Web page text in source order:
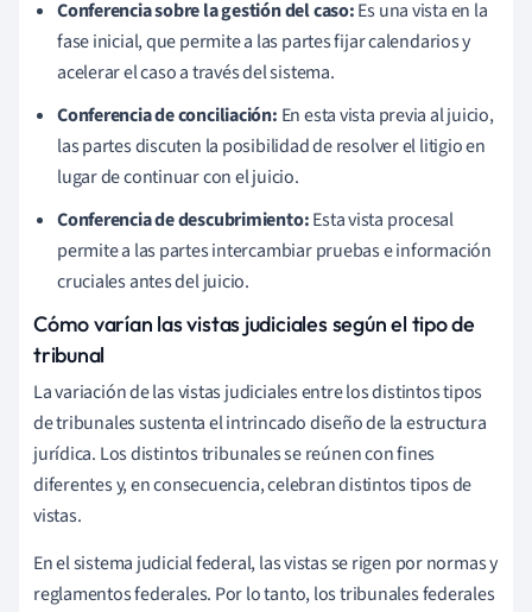
Conferencia sobre la gestión del caso:Es una vista en la
fase inicial, que permite a las partes fijar calendarios y
acelerar el caso a través del sistema.
Conferencia de conciliación: En esta vista previa al juicio,
las partes discuten la posibilidad de resolver el litigio en
lugar de continuar con el juicio.
Conferencia de descubrimiento:Esta vista procesal
permite a las partes intercambiar pruebas e información
cruciales antes del juicio.
Cómo varían las vistas judiciales según el tipo de
tribunal
La variación de las vistas judiciales entre los distintos tipos
de tribunales sustenta el intrincado diseño de la estructura
jurídica. Los distintos tribunales se reúnen con fines
diferentes y, en consecuencia, celebran distintos tipos de
vistas.
En el sistema judicial federal, las vistas se rigen por normas y
reglamentos federales. Por lo tanto, los tribunales federales